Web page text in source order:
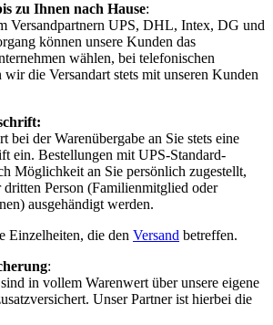
zu Ihnen nach Hause:
Versandpartnern UPS, DHL, Intex, DG und
können unsere Kunden das
wählen, bei telefonischen
wir die Versandart stets mit unseren Kunden
bei der Warenübergabe an Sie stets eine
ein. Bestellungen mit UPS-Standard-
Möglichkeit an Sie persönlich zugestellt,
dritten Person (Familienmitglied oder
ausgehändigt werden.
Einzelheiten, die den Versand betreffen.
:
in vollem Warenwert über unsere eigene
Unser Partner ist hierbei die